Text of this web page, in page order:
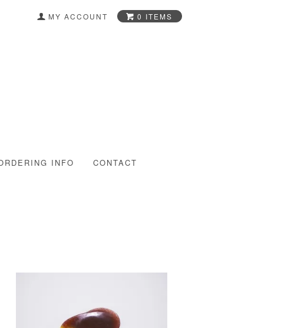
MY ACCOUNT 0 ITEMS
INFO CONTACT